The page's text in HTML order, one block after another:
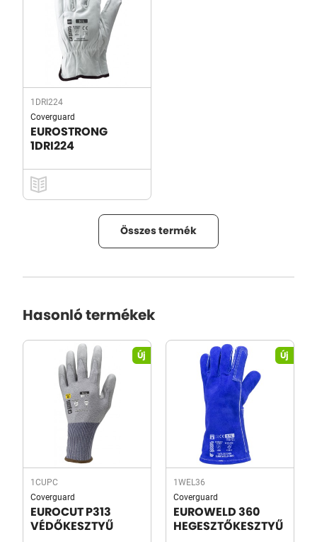
1DRI224
Coverguard
EUROSTRONG
1DRI224
Összes termék
Hasonló termékek
Új
1CUPC
Coverguard
EUROCUT P313
VÉDŐKESZTYŰ
Új
1WEL36
Coverguard
EUROWELD 360
HEGESZTŐKESZTYŰ